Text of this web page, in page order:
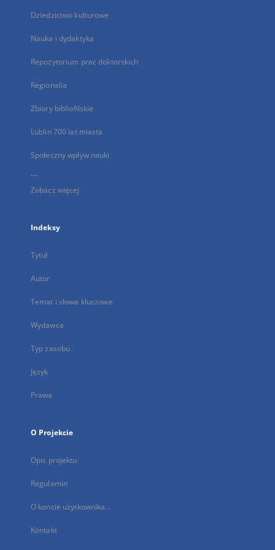
Dziedzictwo kulturowe
Nauka i dydaktyka
Repozytorium prac doktorskich
Regionalia
Zbiory bibliofilskie
Lublin 700 lat miasta
Społeczny wpływ nauki
...
Zobacz więcej
Indeksy
Tytuł
Autor
Temat i słowa kluczowe
Wydawca
Typ zasobu
Język
Prawa
O Projekcie
Opis projektu
Regulamin
O koncie użytkownika...
Kontakt